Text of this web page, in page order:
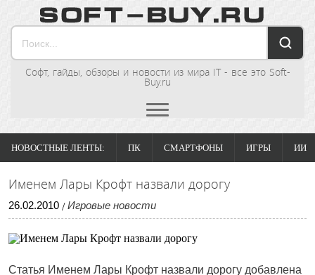
Софт, гайды, обзоры и новости из мира IT - все это Soft-
Buy.ru
НОВОСТНЫЕ ЛЕНТЫ: ПК СМАРТФОНЫ ИГРЫ ИИ
Именем Лары Крофт назвали дорогу
26.02.2010 / Игровые новости
Статья Именем Лары Крофт назвали дорогу добавлена